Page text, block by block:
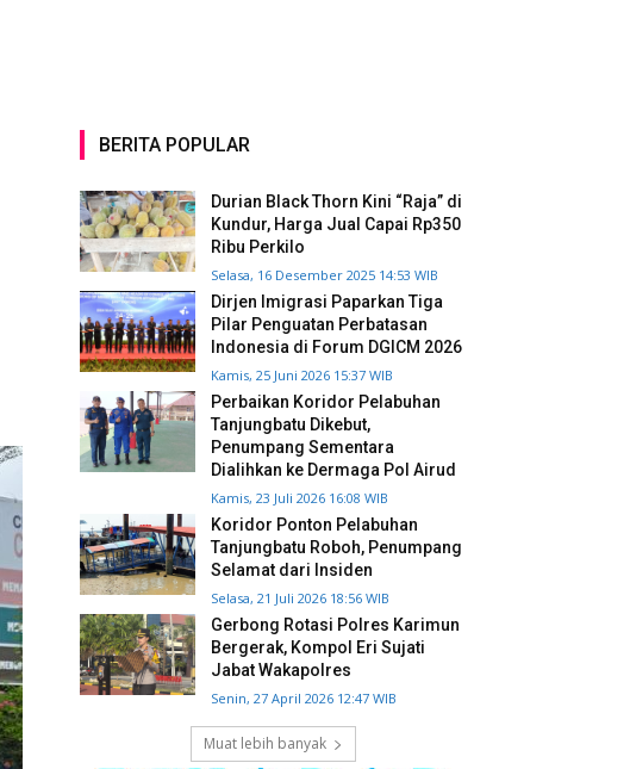
BERITA POPULAR
Durian Black Thorn Kini “Raja” di
Kundur, Harga Jual Capai Rp350
Ribu Perkilo
Selasa, 16 Desember 2025 14:53 WIB
Dirjen Imigrasi Paparkan Tiga
Pilar Penguatan Perbatasan
Indonesia di Forum DGICM 2026
Kamis, 25 Juni 2026 15:37 WIB
Perbaikan Koridor Pelabuhan
Tanjungbatu Dikebut,
Penumpang Sementara
Dialihkan ke Dermaga Pol Airud
Kamis, 23 Juli 2026 16:08 WIB
Koridor Ponton Pelabuhan
Tanjungbatu Roboh, Penumpang
Selamat dari Insiden
Selasa, 21 Juli 2026 18:56 WIB
Gerbong Rotasi Polres Karimun
Bergerak, Kompol Eri Sujati
Jabat Wakapolres
Senin, 27 April 2026 12:47 WIB
Muat lebih banyak